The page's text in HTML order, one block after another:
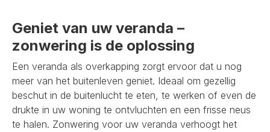
Geniet van uw veranda –
zonwering is de oplossing
Een veranda als overkapping zorgt ervoor dat u nog
meer van het buitenleven geniet. Ideaal om gezellig
beschut in de buitenlucht te eten, te werken of even de
drukte in uw woning te ontvluchten en een frisse neus
te halen. Zonwering voor uw veranda verhoogt het